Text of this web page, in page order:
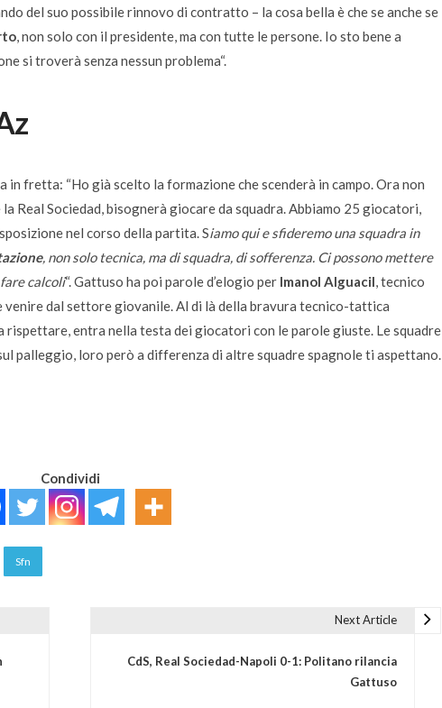
del suo possibile rinnovo di contratto – la cosa bella è che se anche se
, non solo con il presidente, ma con tutte le persone. Io sto bene a
si troverà senza nessun problema“.
in fretta: “Ho già scelto la formazione che scenderà in campo. Ora non
la Real Sociedad, bisognerà giocare da squadra. Abbiamo 25 giocatori,
nel corso della partita. Siamo qui e sfideremo una squadra in
, non solo tecnica, ma di squadra, di sofferenza. Ci possono mettere
calcoli“. Gattuso ha poi parole d’elogio per Imanol Alguacil, tecnico
venire dal settore giovanile. Al di là della bravura tecnico-tattica
rispettare, entra nella testa dei giocatori con le parole giuste. Le squadre
palleggio, loro però a differenza di altre squadre spagnole ti aspettano.
Condividi
Sfn
Next Article
CdS, Real Sociedad-Napoli 0-1: Politano rilancia
Gattuso